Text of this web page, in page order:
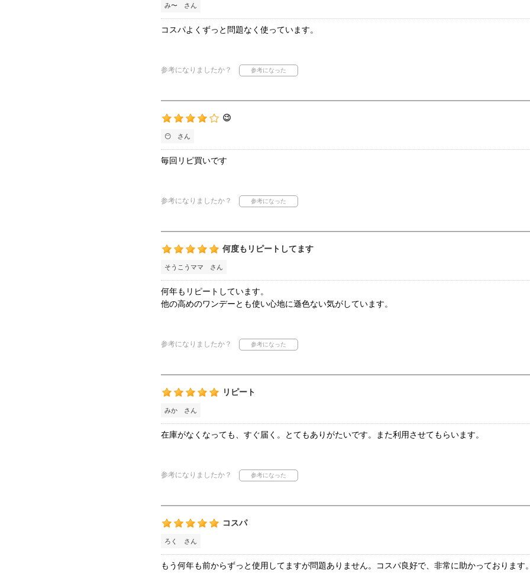
み〜 さん
コスパよくずっと問題なく使っています。
参考になりましたか？
😉
😶 さん
毎回リピ買いです
参考になりましたか？
何度もリピートしてます
そうこうママ さん
何年もリピートしています。
他の高めのワンデーとも使い心地に遜色ない気がしています。
参考になりましたか？
リピート
みか さん
在庫がなくなっても、すぐ届く。とてもありがたいです。また利用させてもらいます。
参考になりましたか？
コスパ
ろく さん
もう何年も前からずっと使用してますが問題ありません。コスパ良好で、非常に助かっております。